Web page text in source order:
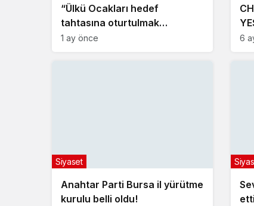
“Ülkü Ocakları hedef
tahtasına oturtulmak
istenmektedir”
1 ay önce 6
Anahtar Parti Bursa il yürütme
kurulu belli oldu!
Siyaset
etti